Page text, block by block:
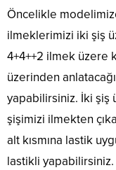
Öncelikle
ilmeklerimizi iki şiş
4+4++2 ilmek üzere
üzerinden
yapabilirsiniz. İki şiş
şişimizi ilmekten
alt kısmına lastik
lastikli yapabilirsiniz.